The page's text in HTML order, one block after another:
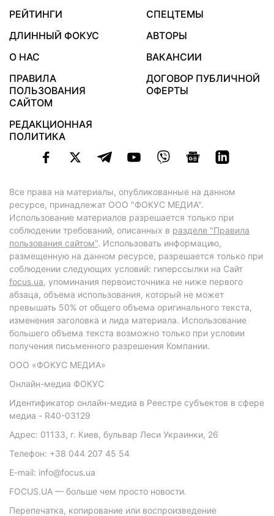
РЕЙТИНГИ
СПЕЦТЕМЫ
ДЛИННЫЙ ФОКУС
АВТОРЫ
О НАС
ВАКАНСИИ
ПРАВИЛА
ПОЛЬЗОВАНИЯ
САЙТОМ
ДОГОВОР ПУБЛИЧНОЙ
ОФЕРТЫ
РЕДАКЦИОННАЯ
ПОЛИТИКА
Все права на материалы, опубликованные на данном
ресурсе, принадлежат ООО "ФОКУС МЕДИА".
Использование материалов разрешается только при
соблюдении требований, описанных в разделе "Правила
пользования сайтом". Использовать информацию,
размещенную на данном ресурсе, разрешается только при
соблюдении следующих условий: гиперссылки на Сайт
focus.ua, упоминания первоисточника не ниже первого
абзаца, объема использования, который не может
превышать 50% от общего объема оригинального текста,
изменения заголовка и лида материала. Использование
большего объема текста возможно только при условии
получения письменного разрешения Компании.
ООО «ФОКУС МЕДИА»
Онлайн-медиа ФОКУС
Идентификатор онлайн-медиа в Реестре субъектов в сфере
медиа - R40-03129
Адрес: 01133, г. Киев, бульвар Леси Украинки, 26
Телефон: +38 044 207 45 54
E-mail: info@focus.ua
FOCUS.UA — больше чем просто новости.
Перепечатка, копирование или воспроизведение